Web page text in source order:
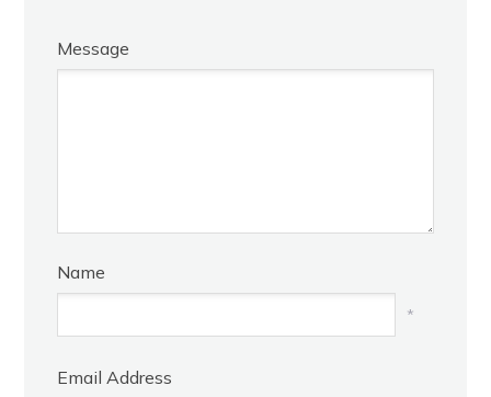
Message
Name
*
Email Address